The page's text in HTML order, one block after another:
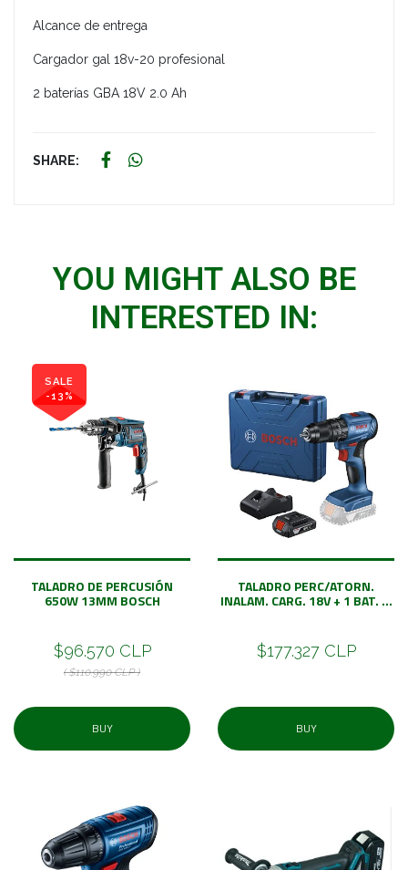
Alcance de entrega
Cargador gal 18v-20 profesional
2 baterías GBA 18V 2.0 Ah
SHARE:
YOU MIGHT ALSO BE
INTERESTED IN:
SALE
-13%
TALADRO DE PERCUSIÓN
650W 13MM BOSCH
$96.570 CLP
( $110.990 CLP )
BUY
TALADRO PERC/ATORN.
INALAM. CARG. 18V + 1 BAT. ...
$177.327 CLP
BUY